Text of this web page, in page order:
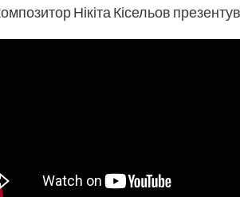
Нікіта Кісельов